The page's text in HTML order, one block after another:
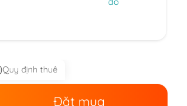
Quy định thuê
Đặt mua